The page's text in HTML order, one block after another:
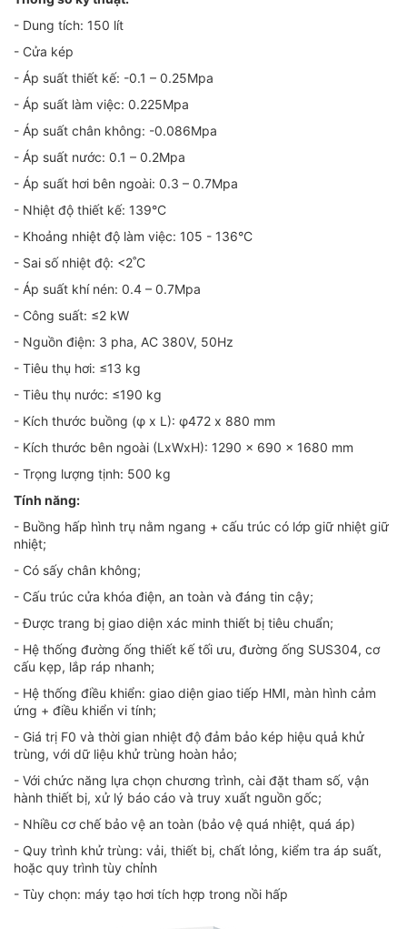
- Dung tích: 150 lít
- Cửa kép
- Áp suất thiết kế: -0.1 – 0.25Mpa
- Áp suất làm việc: 0.225Mpa
- Áp suất chân không: -0.086Mpa
- Áp suất nước: 0.1 – 0.2Mpa
- Áp suất hơi bên ngoài: 0.3 – 0.7Mpa
- Nhiệt độ thiết kế: 139°C
- Khoảng nhiệt độ làm việc: 105 - 136°C
- Sai số nhiệt độ: <2˚C
- Áp suất khí nén: 0.4 – 0.7Mpa
- Công suất: ≤2 kW
- Nguồn điện: 3 pha, AC 380V, 50Hz
- Tiêu thụ hơi: ≤13 kg
- Tiêu thụ nước: ≤190 kg
- Kích thước buồng (φ x L): φ472 x 880 mm
- Kích thước bên ngoài (LxWxH): 1290 x 690 x 1680 mm
- Trọng lượng tịnh: 500 kg
Tính năng:
- Buồng hấp hình trụ nằm ngang + cấu trúc có lớp giữ nhiệt giữ
nhiệt;
- Có sấy chân không;
- Cấu trúc cửa khóa điện, an toàn và đáng tin cậy;
- Được trang bị giao diện xác minh thiết bị tiêu chuẩn;
- Hệ thống đường ống thiết kế tối ưu, đường ống SUS304, cơ
cấu kẹp, lắp ráp nhanh;
- Hệ thống điều khiển: giao diện giao tiếp HMI, màn hình cảm
ứng + điều khiển vi tính;
- Giá trị F0 và thời gian nhiệt độ đảm bảo kép hiệu quả khử
trùng, với dữ liệu khử trùng hoàn hảo;
- Với chức năng lựa chọn chương trình, cài đặt tham số, vận
hành thiết bị, xử lý báo cáo và truy xuất nguồn gốc;
- Nhiều cơ chế bảo vệ an toàn (bảo vệ quá nhiệt, quá áp)
- Quy trình khử trùng: vải, thiết bị, chất lỏng, kiểm tra áp suất,
hoặc quy trình tùy chỉnh
- Tùy chọn: máy tạo hơi tích hợp trong nồi hấp